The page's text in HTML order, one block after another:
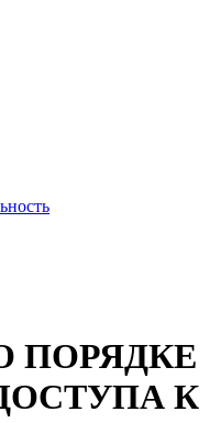
ПОРЯДКЕ
К